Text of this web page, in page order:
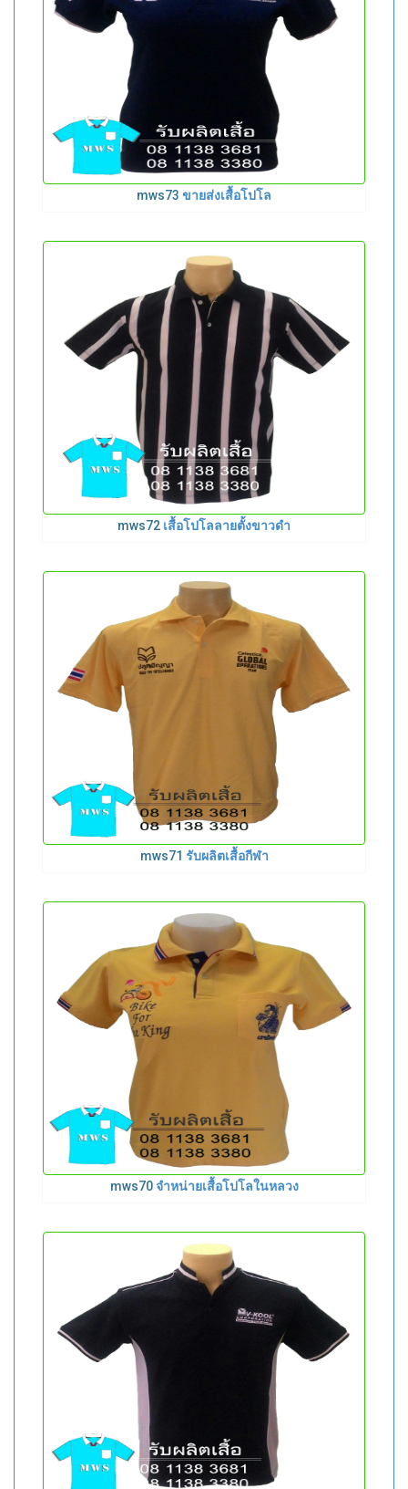
mws73 ขายส่งเสื้อโปโล
mws72 เสื้อโปโลลายตั้งขาวดำ
mws71 รับผลิตเสื้อกีฬา
mws70จำหน่ายเสื้อโปโลในหลวง